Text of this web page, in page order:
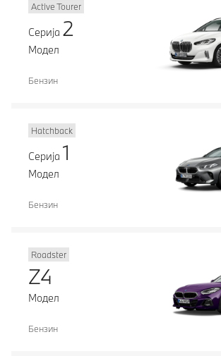
Active Tourer
Серија 2
Модел
Бензин
Hatchback
Серија 1
Модел
Бензин
Roadster
Z4
Модел
Бензин